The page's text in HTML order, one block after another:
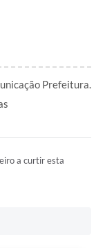
Prefeitura.
a curtir esta